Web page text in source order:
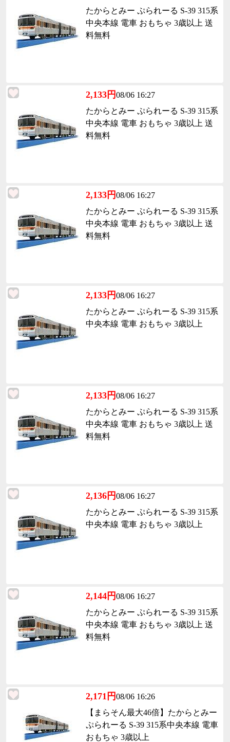
たからとみー ぷられーる S-39 315系
中央本線 電車 おもちゃ 3歳以上 送
料無料
2,133円08/06 16:27
たからとみー ぷられーる S-39 315系
中央本線 電車 おもちゃ 3歳以上 送
料無料
2,133円08/06 16:27
たからとみー ぷられーる S-39 315系
中央本線 電車 おもちゃ 3歳以上 送
料無料
2,133円08/06 16:27
たからとみー ぷられーる S-39 315系
中央本線 電車 おもちゃ 3歳以上
2,133円08/06 16:27
たからとみー ぷられーる S-39 315系
中央本線 電車 おもちゃ 3歳以上 送
料無料
2,136円08/06 16:27
たからとみー ぷられーる S-39 315系
中央本線 電車 おもちゃ 3歳以上
2,144円08/06 16:27
たからとみー ぷられーる S-39 315系
中央本線 電車 おもちゃ 3歳以上 送
料無料
2,171円08/06 16:26
【まらそん最大46倍】たからとみー
ぷられーる S-39 315系中央本線 電車
おもちゃ 3歳以上